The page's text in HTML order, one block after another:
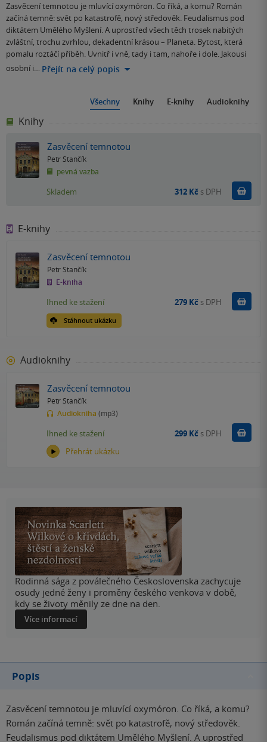
Zasvěcení temnotou je mluvící oxymóron. Co říká, a komu? Román
začíná temně: svět po katastrofě, nový středověk. Feudalismus pod
diktátem Umělého Myšlení. A uprostřed všech těch trosek nabitých
zvláštní, trochu zvrhlou, dekadentní krásou – Planeta. Bytost, která
pomalu roztáčí příběh. Uvnitř i vně, tady i tam, nahoře i dole. Jakousi
osobní i… Přejít na celý popis
Všechny Knihy E-knihy Audioknihy
Knihy
Zasvěcení temnotou
Petr Stančík
pevná vazba
Skladem 312 Kč s DPH
E-knihy
Zasvěcení temnotou
Petr Stančík
E-kniha
Stáhnout ukázku
Ihned ke stažení 279 Kč s DPH Koupit
Audioknihy
Zasvěcení temnotou
Petr Stančík
Audiokniha (mp3)
Přehrát ukázku
Ihned ke stažení 299 Kč s DPH Koupit
Rodinná sága z poválečného Československa zachycuje
osudy jedné ženy i proměny českého venkova v době,
kdy se životy měnily ze dne na den.
Více informací
Popis
Zasvěcení temnotou je mluvící oxymóron. Co říká, a komu?
Román začíná temně: svět po katastrofě, nový středověk.
Feudalismus pod diktátem Umělého Myšlení. A uprostřed